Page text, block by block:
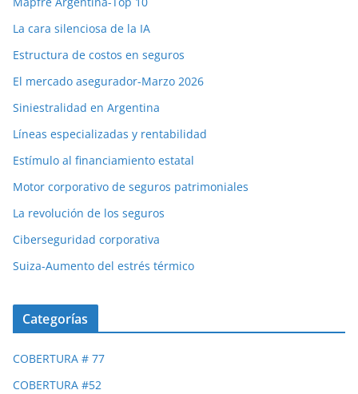
La cara silenciosa de la IA
Estructura de costos en seguros
El mercado asegurador-Marzo 2026
Siniestralidad en Argentina
Líneas especializadas y rentabilidad
Estímulo al financiamiento estatal
Motor corporativo de seguros patrimoniales
La revolución de los seguros
Ciberseguridad corporativa
Suiza-Aumento del estrés térmico
Categorías
COBERTURA # 77
COBERTURA #52